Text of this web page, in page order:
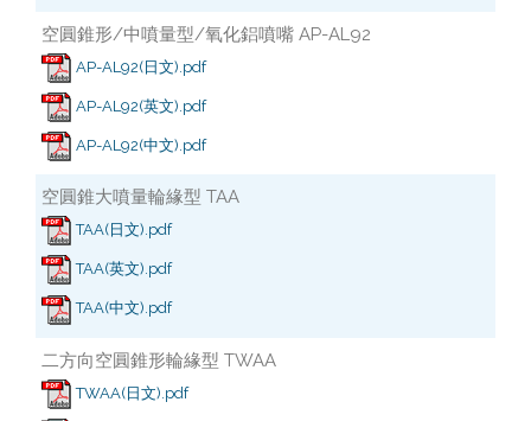
空圓錐形/中噴量型/氧化鋁噴嘴 AP-AL92
AP-AL92(日文).pdf
AP-AL92(英文).pdf
AP-AL92(中文).pdf
空圓錐大噴量輪緣型 TAA
TAA(日文).pdf
TAA(英文).pdf
TAA(中文).pdf
二方向空圓錐形輪緣型 TWAA
TWAA(日文).pdf